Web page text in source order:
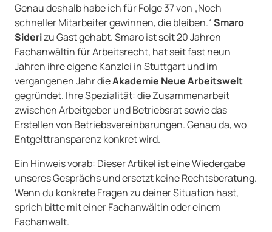
Genau deshalb habe ich für Folge 37 von „Noch
schneller Mitarbeiter gewinnen, die bleiben.“Smaro
Siderizu Gast gehabt. Smaro ist seit 20 Jahren
Fachanwältin für Arbeitsrecht, hat seit fast neun
Jahren ihre eigene Kanzlei in Stuttgart und im
vergangenen Jahr dieAkademie Neue Arbeitswelt
gegründet. Ihre Spezialität: die Zusammenarbeit
zwischen Arbeitgeber und Betriebsrat sowie das
Erstellen von Betriebsvereinbarungen. Genau da, wo
Entgelttransparenz konkret wird.
Ein Hinweis vorab: Dieser Artikel ist eine Wiedergabe
unseres Gesprächs und ersetzt keine Rechtsberatung.
Wenn du konkrete Fragen zu deiner Situation hast,
sprich bitte mit einer Fachanwältin oder einem
Fachanwalt.